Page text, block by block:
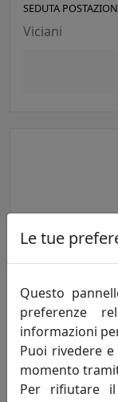
SEDUTA
Viciani
SEDUTA
Viciani
Le tue
Questo
preferenze
informazioni
Puoi rivedere
momento
Per rifiutare